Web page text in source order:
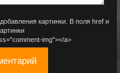
картинки. В поля href и
img"></a>